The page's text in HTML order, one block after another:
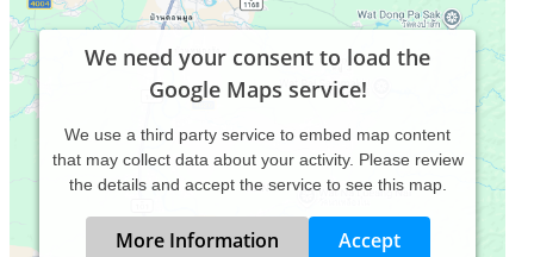
We need your consent to load the
Google Maps service!
We use a third party service to embed map content
that may collect data about your activity. Please review
the details and accept the service to see this map.
More Information Accept